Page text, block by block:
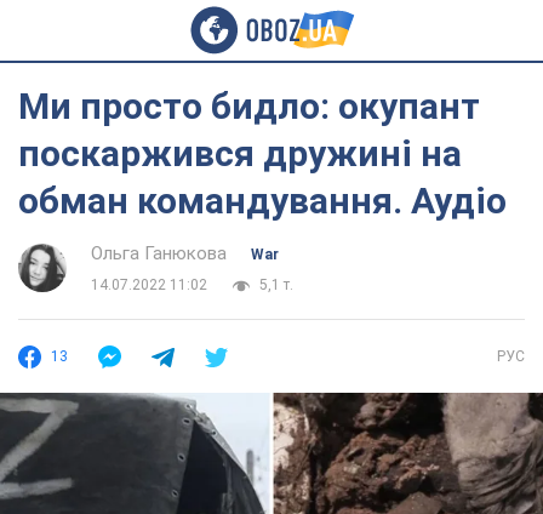
Ми просто бидло: окупант
поскаржився дружині на
обман командування. Аудіо
Ольга Ганюкова
War
14.07.2022 11:02
5,1 т.
13 РУС